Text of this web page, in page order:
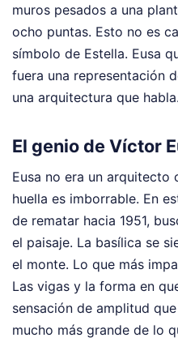
muros pesados a una
ocho puntas. Esto no es
símbolo de Estella. Eusa
fuera una representación
una arquitectura que habla.
El genio de Víctor
Eusa no era un arquitecto
huella es imborrable. En
de rematar hacia 1951,
el paisaje. La basílica se
el monte. Lo que más
Las vigas y la forma en
sensación de amplitud
mucho más grande de lo